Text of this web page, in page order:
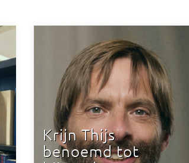
Krijn Thijs
benoemd tot